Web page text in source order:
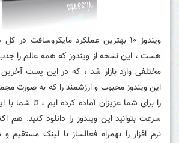
ویندوز ۱۰ بهترین عملکرد مایکروسافت
هست ، این نسخه از ویندوز که همه عالم را
مختلفی وارد بازار شد ، که در این پست
این ویندوز محبوب و ارزشمند را که به صورت
را برای شما عزیزان آماده کرده ایم ، تا شما
سرعت بتوانید این ویندوز را دانلود کنید. هم
نرم افزار را بهمراه فعالساز با لینک